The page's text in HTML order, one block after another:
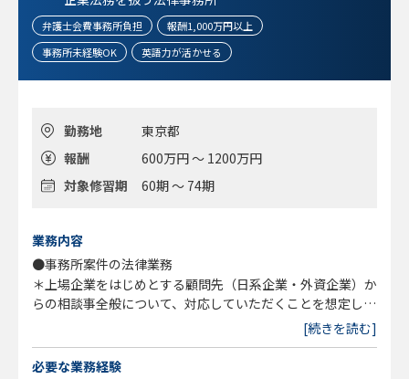
弁護士会費事務所負担
報酬1,000万円以上
事務所未経験OK
英語力が活かせる
勤務地
東京都
報酬
600万円 ～ 1200万円
対象修習期
60期 ～ 74期
業務内容
●事務所案件の法律業務
＊上場企業をはじめとする顧問先（日系企業・外資企業）か
らの相談事全般について、対応していただくことを想定して
[続きを読む]
必要な業務経験